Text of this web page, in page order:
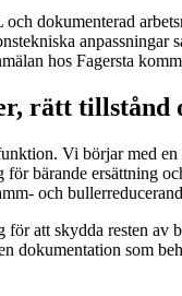
dokumenterad
hos Fagersta
rätt tillstånd
Vi börjar med
bärande
och
att skydda resten
som